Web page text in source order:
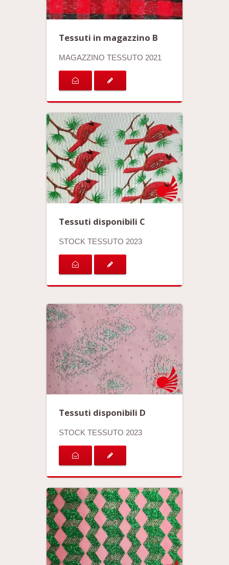
Tessuti in magazzino B
MAGAZZINO TESSUTO 2021
Tessuti disponibili C
STOCK TESSUTO 2023
Tessuti disponibili D
STOCK TESSUTO 2023